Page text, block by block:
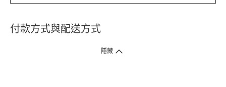
付款方式與配送方式
隱藏